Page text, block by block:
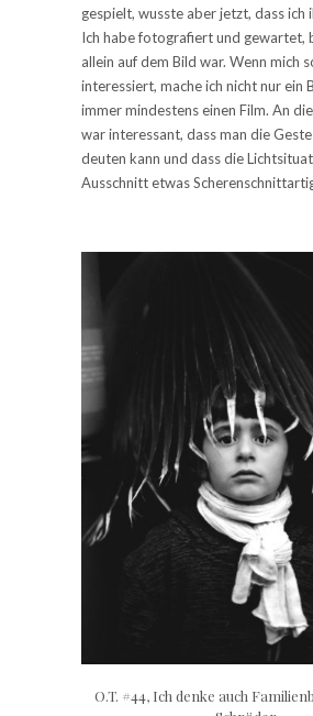
gespielt, wusste aber jetzt, dass ich
Ich habe fotografiert und gewartet,
allein auf dem Bild war. Wenn mich
interessiert, mache ich nicht nur ein
immer mindestens einen Film. An
war interessant, dass man die
deuten kann und dass die
Ausschnitt etwas
O.T. #44, Ich denke auch